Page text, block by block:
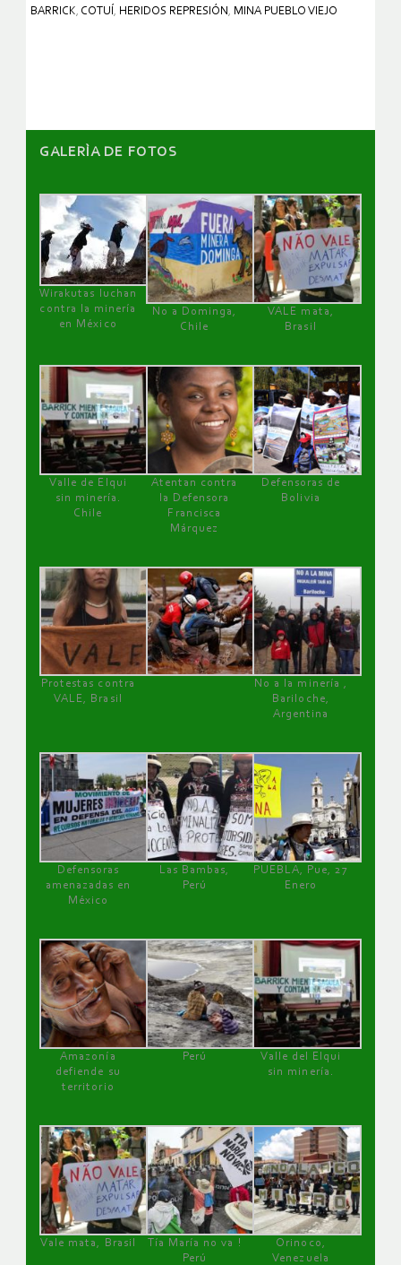
BARRICK, COTUÍ , HERIDOS REPRESIÓN , MINA PUEBLO VIEJO
GALERÌA DE FOTOS
Wirakutas luchan
contra la minería
en México
No a Dominga,
Chile
VALE mata,
Brasil
Valle de Elqui
sin minería.
Chile
Atentan contra
la Defensora
Francisca
Márquez
Defensoras de
Bolivia
Protestas contra
VALE, Brasil
No a la minería ,
Bariloche,
Argentina
Defensoras
amenazadas en
México
Las Bambas,
Perú
PUEBLA, Pue, 27
Enero
Amazonía
defiende su
territorio
Perú
Valle del Elqui
sin minería.
Vale mata, Brasil
Tía María no va !
Perú
Orinoco,
Venezuela